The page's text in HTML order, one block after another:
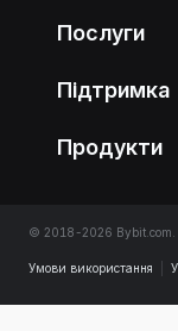
Послуги
Підтримка
Продукти
© 2018-2026 Bybit.com.
Умови використання